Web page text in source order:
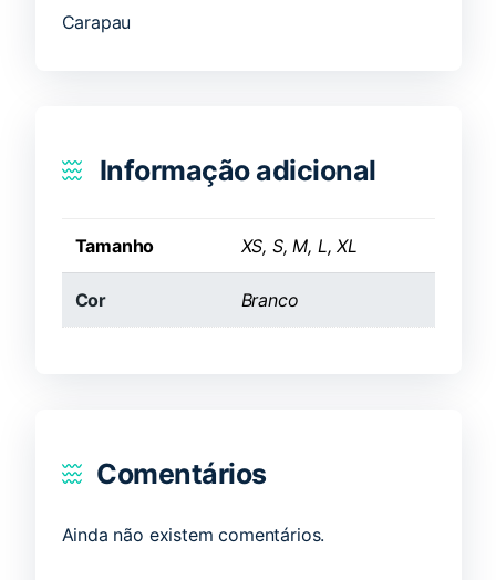
Carapau
Informação adicional
Tamanho XS, S, M, L, XL
Cor Branco
Comentários
Ainda não existem comentários.